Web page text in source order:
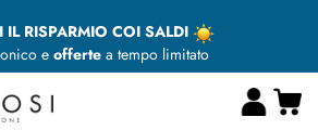
IL RISPARMIO COI SALDI
e offertea tempo limitato